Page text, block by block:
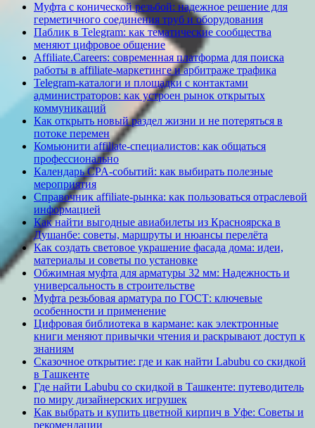
Муфта с конической резьбой: надежное решение для
герметичного соединения труб и оборудования
Паблик в Telegram: как тематические сообщества
меняют цифровое общение
Affiliate.Careers: современная платформа для поиска
работы в affiliate-маркетинге и арбитраже трафика
Telegram-каталоги и площадки с контактами
администраторов: как устроен рынок открытых
коммуникаций
Как открыть новый раздел жизни и не потеряться в
потоке перемен
Комьюнити affiliate-специалистов: как общаться
профессионально
Календарь CPA-событий: как выбирать полезные
мероприятия
Справочник affiliate-рынка: как пользоваться отраслевой
информацией
Как найти выгодные авиабилеты из Красноярска в
Душанбе: советы, маршруты и нюансы перелёта
Как создать световое украшение фасада дома: идеи,
материалы и советы по установке
Обжимная муфта для арматуры 32 мм: Надежность и
универсальность в строительстве
Муфта резьбовая арматура по ГОСТ: ключевые
особенности и применение
Цифровая библиотека в кармане: как электронные
книги меняют привычки чтения и раскрывают доступ к
знаниям
Сказочное открытие: где и как найти Labubu со скидкой
в Ташкенте
Где найти Labubu со скидкой в Ташкенте: путеводитель
по миру дизайнерских игрушек
Как выбрать и купить цветной кирпич в Уфе: Советы и
рекомендации